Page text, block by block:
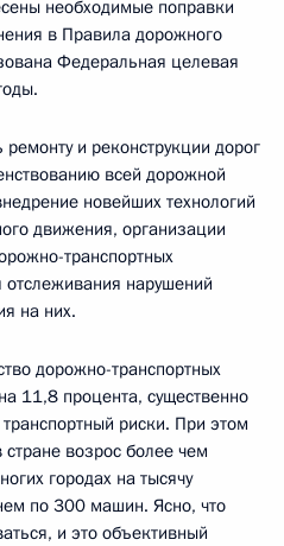
необходимые поправки
в Правила дорожного
Федеральная целевая
и реконструкции дорог
всей дорожной
новейших технологий
движения, организации
транспортных
нарушений
на них.
дорожно-транспортных
11,8 процента, существенно
риски. При этом
возрос более чем
городах на тысячу
по 300 машин. Ясно, что
и это объективный